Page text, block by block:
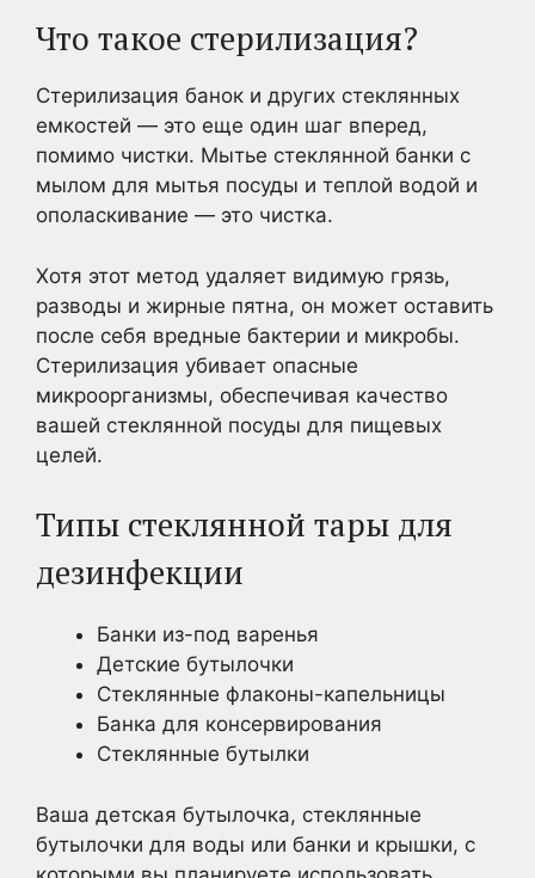
Что такое стерилизация?
Стерилизация банок и других стеклянных
емкостей — это еще один шаг вперед,
помимо чистки. Мытье стеклянной банки с
мылом для мытья посуды и теплой водой и
ополаскивание — это чистка.
Хотя этот метод удаляет видимую грязь,
разводы и жирные пятна, он может оставить
после себя вредные бактерии и микробы.
Стерилизация убивает опасные
микроорганизмы, обеспечивая качество
вашей стеклянной посуды для пищевых
целей.
Типы стеклянной тары для
дезинфекции
Банки из-под варенья
Детские бутылочки
Стеклянные флаконы-капельницы
Банка для консервирования
Стеклянные бутылки
Ваша детская бутылочка, стеклянные
бутылочки для воды или банки и крышки, с